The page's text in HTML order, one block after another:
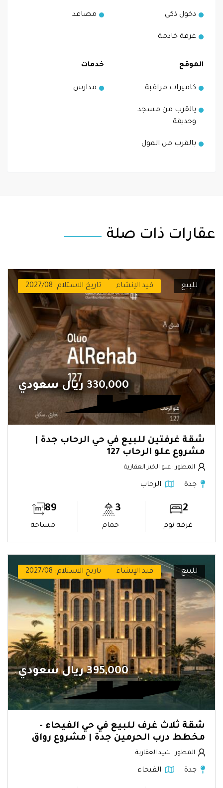
دخول ذكي
غرفة خادمة
مصاعد
الموقع
كاميرات مراقبة
يالقرب من مسجد
وحديقة
بالقرب من المول
خدمات
مدارس
عقارات ذات صلة
للبيع قيد الإنشاء تاريخ الاستلام: 2027/08
330,000 ريال سعودي
شقة غرفتين للبيع في حي الرحاب جدة |
مشروع علو الرحاب 127
المطور : علو الخير العقارية
جدة الرحاب
2
غرفة نوم
3
حمام
89
مساحة
للبيع قيد الإنشاء تاريخ الاستلام: 2027/08
395,000 ريال سعودي
شقة ثلاث غرف للبيع في حي الفيحاء -
مخطط درب الحرمين جدة | مشروع رواق
المطور : شيد العقارية
جدة الفيحاء